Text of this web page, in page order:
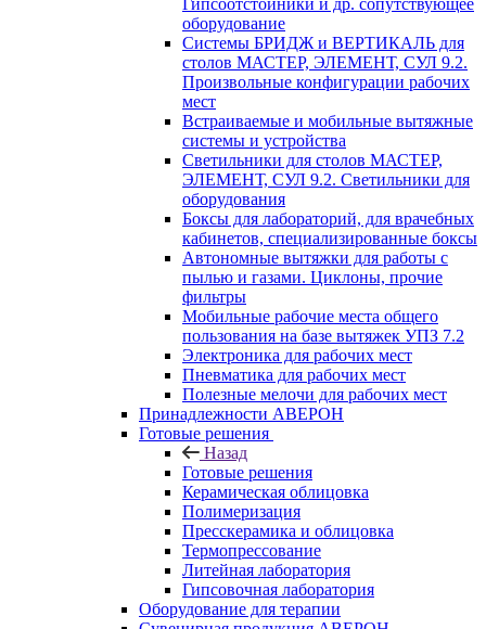
Гипсоотстойники и др. сопутствующее
оборудование
Системы БРИДЖ и ВЕРТИКАЛЬ для
столов МАСТЕР, ЭЛЕМЕНТ, СУЛ 9.2.
Произвольные конфигурации рабочих
мест
Встраиваемые и мобильные вытяжные
системы и устройства
Светильники для столов МАСТЕР,
ЭЛЕМЕНТ, СУЛ 9.2. Светильники для
оборудования
Боксы для лабораторий, для врачебных
кабинетов, специализированные боксы
Автономные вытяжки для работы с
пылью и газами. Циклоны, прочие
фильтры
Мобильные рабочие места общего
пользования на базе вытяжек УПЗ 7.2
Электроника для рабочих мест
Пневматика для рабочих мест
Полезные мелочи для рабочих мест
Принадлежности АВЕРОН
Готовые решения
Назад
Готовые решения
Керамическая облицовка
Полимеризация
Пресскерамика и облицовка
Термопрессование
Литейная лаборатория
Гипсовочная лаборатория
Оборудование для терапии